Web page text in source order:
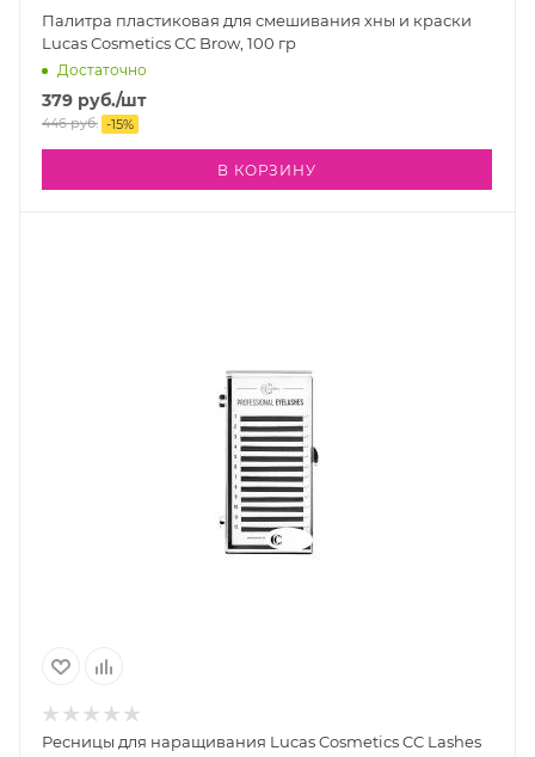
Палитра пластиковая для смешивания хны и краски
Lucas Cosmetics CC Brow, 100 гр
Достаточно
379 руб./шт
446руб. -15%
В КОРЗИНУ
Ресницы для наращивания Lucas Cosmetics CC Lashes